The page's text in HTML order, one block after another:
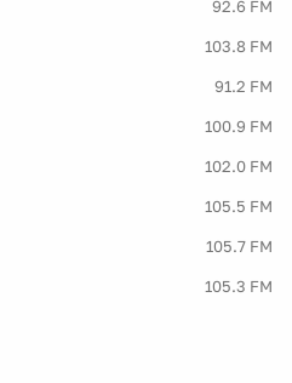
92.6 FM
103.8 FM
91.2 FM
100.9 FM
102.0 FM
105.5 FM
105.7 FM
105.3 FM